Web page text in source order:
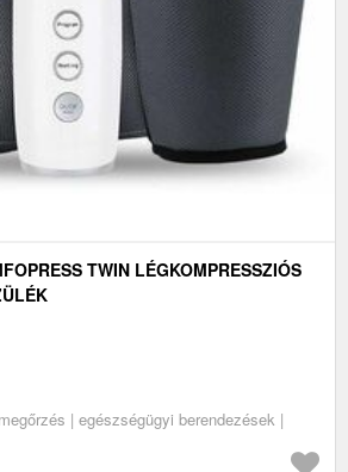
TWIN LÉGKOMPRESSZIÓS
| egészségügyi berendezések |